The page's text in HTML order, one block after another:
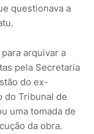
questionava a
arquivar a
pela Secretaria
do ex-
do Tribunal de
uma tomada de
da obra.